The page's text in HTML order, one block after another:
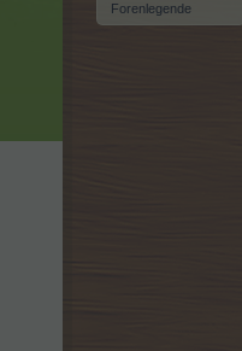
Forenlegende